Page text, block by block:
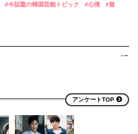
今話題の韓国芸能トピック 心境
疑
アンケートTOP